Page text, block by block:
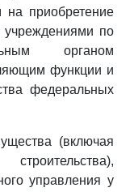
на приобретение
по
органом
функции и
федеральных
(включая
управления у